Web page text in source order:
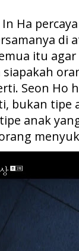
In Ha
di
itu
siapakah
Seon Ho
bukan tipe
anak